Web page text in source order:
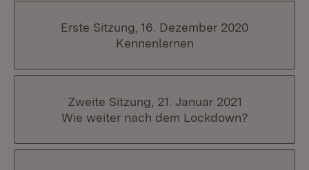
Erste Sitzung, 16. Dezember 2020
Kennenlernen
Zweite Sitzung, 21. Januar 2021
Wie weiter nach dem Lockdown?